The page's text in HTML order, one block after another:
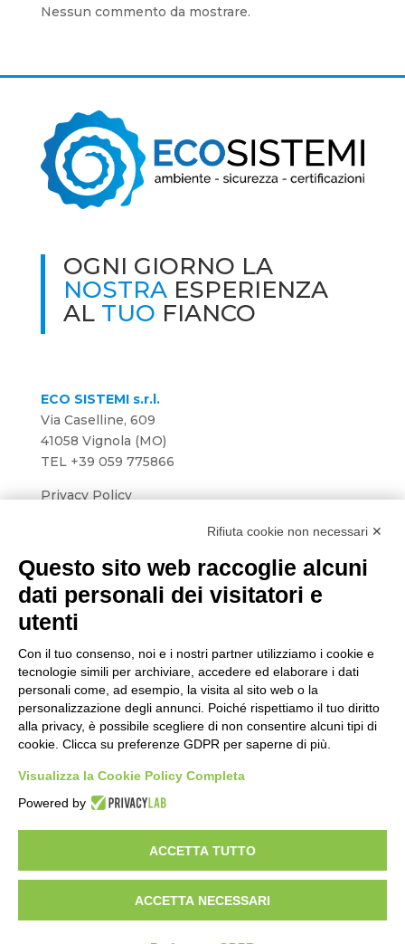
Nessun commento da mostrare.
OGNI GIORNO LA
NOSTRAESPERIENZA
AL TUO FIANCO
ECO SISTEMI s.r.l.
Via Caselline, 609
41058 Vignola (MO)
TEL +39 059 775866
Privacy Policy
SERVIZI
Sicurezza sul lavoro
Formazione
Direttive di Prodotto
Sistemi di gestione
Ambiente
HACCP
FOLLOW US
Rifiuta cookie non necessari ✕
Questo sito web raccoglie alcuni
dati personali dei visitatori e
utenti
Con il tuo consenso, noi e i nostri partner utilizziamo i cookie e
tecnologie simili per archiviare, accedere ed elaborare i dati
personali come, ad esempio, la visita al sito web o la
personalizzazione degli annunci. Poiché rispettiamo il tuo diritto
alla privacy, è possibile scegliere di non consentire alcuni tipi di
cookie. Clicca su preferenze GDPR per saperne di più.
Visualizza la Cookie Policy Completa
Powered by
ACCETTA TUTTO
ACCETTA NECESSARI